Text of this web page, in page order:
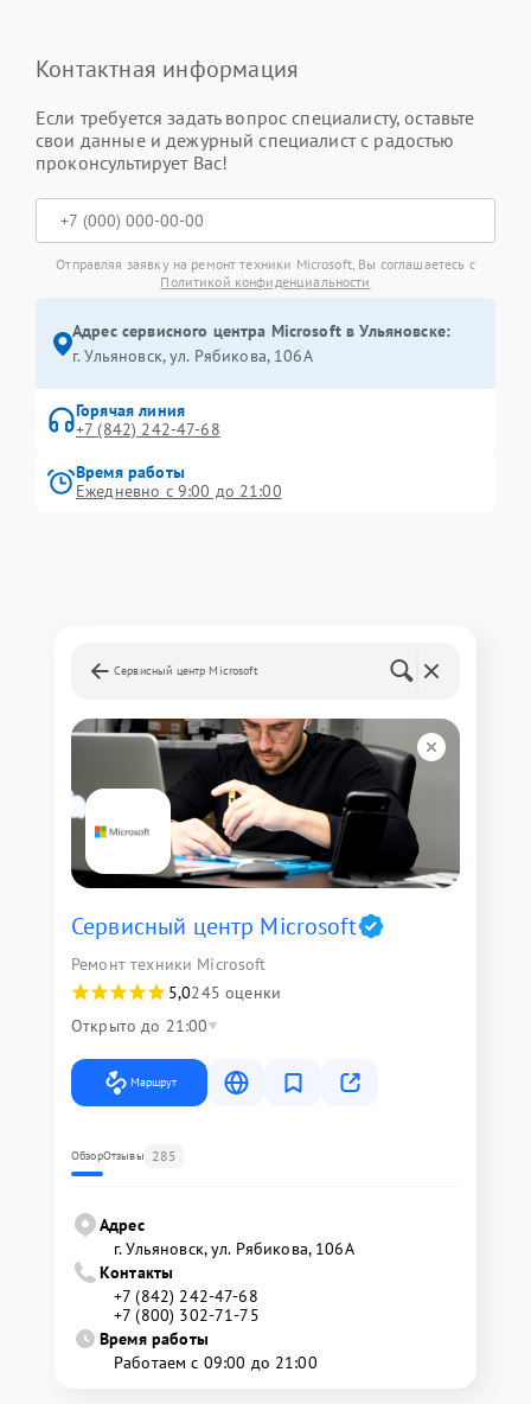
Контактная информация
Если требуется задать вопрос специалисту, оставьте
свои данные и дежурный специалист с радостью
проконсультирует Вас!
Отправляя заявку на ремонт техники Microsoft, Вы соглашаетесь с
Политикой конфиденциальности
Адрес сервисного центра Microsoft в Ульяновске:
г. Ульяновск, ул. Рябикова, 106А
Горячая линия
+7 (842) 242-47-68
Время работы
Ежедневно с 9:00 до 21:00
Сервисный центр Microsoft
Сервисный центр Microsoft
Ремонт техники Microsoft
5,0245 оценки
Открыто до 21:00
Маршрут
ОбзорОтзывы 285
Адрес
г. Ульяновск, ул. Рябикова, 106А
Контакты
+7 (842) 242-47-68
+7 (800) 302-71-75
Время работы
Работаем с 09:00 до 21:00